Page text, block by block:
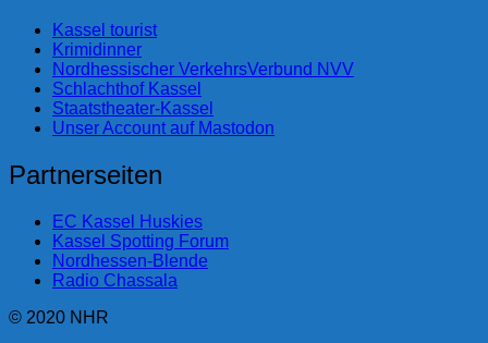
Kassel tourist
Krimidinner
Nordhessischer VerkehrsVerbund NVV
Schlachthof Kassel
Staatstheater-Kassel
Unser Account auf Mastodon
Partnerseiten
EC Kassel Huskies
Kassel Spotting Forum
Nordhessen-Blende
Radio Chassala
© 2020 NHR